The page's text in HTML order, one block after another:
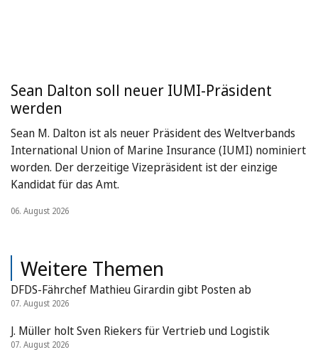
Sean Dalton soll neuer IUMI-Präsident
werden
Sean M. Dalton ist als neuer Präsident des Weltverbands
International Union of Marine Insurance (IUMI) nominiert
worden. Der derzeitige Vizepräsident ist der einzige
Kandidat für das Amt.
06. August 2026
Weitere Themen
DFDS-Fährchef Mathieu Girardin gibt Posten ab
07. August 2026
J. Müller holt Sven Riekers für Vertrieb und Logistik
07. August 2026